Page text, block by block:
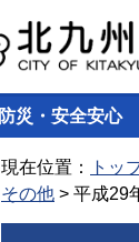
防災・安全安心
現在位置： トッ
その他 > 平成29